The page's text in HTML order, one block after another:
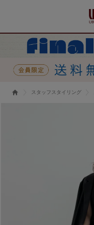
スタッフスタイリング